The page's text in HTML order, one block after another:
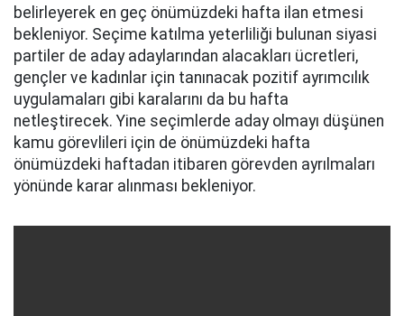
belirleyerek en geç önümüzdeki hafta ilan etmesi
bekleniyor. Seçime katılma yeterliliği bulunan siyasi
partiler de aday adaylarından alacakları ücretleri,
gençler ve kadınlar için tanınacak pozitif ayrımcılık
uygulamaları gibi karalarını da bu hafta
netleştirecek. Yine seçimlerde aday olmayı düşünen
kamu görevlileri için de önümüzdeki hafta
önümüzdeki haftadan itibaren görevden ayrılmaları
yönünde karar alınması bekleniyor.